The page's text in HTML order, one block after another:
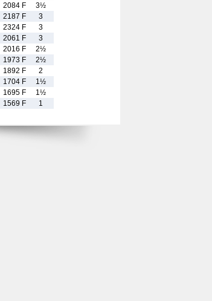
2084 F
3½
2187 F
3
2324 F
3
2061 F
3
2016 F
2½
1973 F
2½
1892 F
2
1704 F
1½
1695 F
1½
1569 F 1